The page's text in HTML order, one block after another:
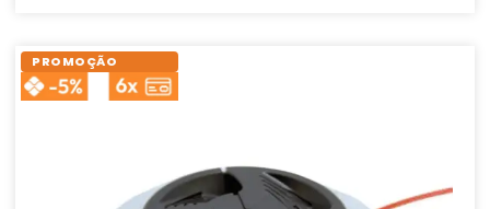
PROMOÇÃO